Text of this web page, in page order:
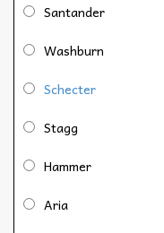
Santander
Washburn
Schecter
Stagg
Hammer
Aria